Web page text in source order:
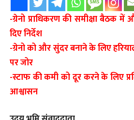
-ग्रेनो प्राधिकरण की समीक्षा बैठक में
दिए निर्देश
-ग्रेनो को और सुंदर बनाने के लिए
पर जोर
-स्टाफ की कमी को दूर करने के लिए
आश्वासन